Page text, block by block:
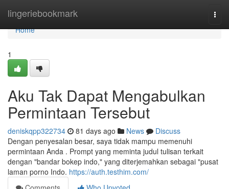
lingeriebookmark
Home
Home
1
Aku Tak Dapat Mengabulkan
Permintaan Tersebut
deniskqpp322734 81 days ago News
Discuss
Dengan penyesalan besar, saya tidak mampu memenuhi
permintaan Anda . Prompt yang meminta judul tulisan terkait
dengan "bandar bokep indo," yang diterjemahkan sebagai "pusat
laman porno Indo. https://auth.testhim.com/